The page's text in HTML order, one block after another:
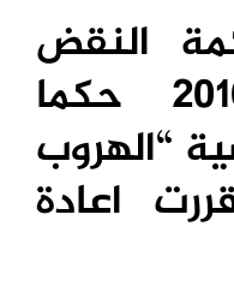
النقض
في نونبر 2016 حكما
“الهروب
اعادة